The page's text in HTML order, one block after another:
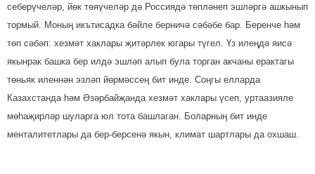
себерүчеләр, йөк төяүчеләр дә Россиядә төпләнеп эшләргә ашкынып
тормый. Моның икътисадка бәйле берничә сәбәбе бар. Беренче һәм
төп сәбәп: хезмәт хаклары җитәрлек югары түгел. Үз илеңдә яисә
якынрак башка бер илдә эшләп алып була торган акчаны ерактагы
төньяк иленнән эзләп йөрмәссең бит инде. Соңгы елларда
Казахстанда һәм Әзәрбайҗанда хезмәт хаклары үсеп, уртаазияле
мөһаҗирләр шуларга юл тота башлаган. Боларның бит инде
менталитетлары да бер-берсенә якын, климат шартлары да охшаш.